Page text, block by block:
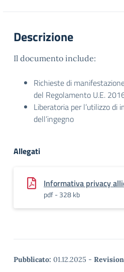
Descrizione
Il documento include:
Richieste di
del Regolamento U.E.
Liberatoria per l’utilizzo di
dell’ingegno
Allegati
Informativa privacy
pdf - 328 kb
Pubblicato: 01.12.2025 -